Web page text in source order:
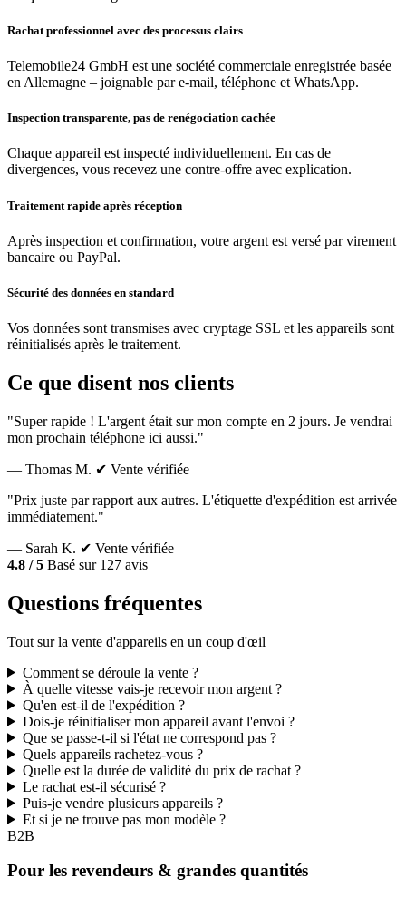
Rachat professionnel avec des processus clairs
Telemobile24 GmbH est une société commerciale enregistrée basée
en Allemagne – joignable par e-mail, téléphone et WhatsApp.
Inspection transparente, pas de renégociation cachée
Chaque appareil est inspecté individuellement. En cas de
divergences, vous recevez une contre-offre avec explication.
Traitement rapide après réception
Après inspection et confirmation, votre argent est versé par virement
bancaire ou PayPal.
Sécurité des données en standard
Vos données sont transmises avec cryptage SSL et les appareils sont
réinitialisés après le traitement.
Ce que disent nos clients
"Super rapide ! L'argent était sur mon compte en 2 jours. Je vendrai
mon prochain téléphone ici aussi."
— Thomas M. ✔ Vente vérifiée
"Prix juste par rapport aux autres. L'étiquette d'expédition est arrivée
immédiatement."
— Sarah K. ✔ Vente vérifiée
4.8 / 5 Basé sur 127 avis
Questions fréquentes
Tout sur la vente d'appareils en un coup d'œil
Comment se déroule la vente ?
À quelle vitesse vais-je recevoir mon argent ?
Qu'en est-il de l'expédition ?
Dois-je réinitialiser mon appareil avant l'envoi ?
Que se passe-t-il si l'état ne correspond pas ?
Quels appareils rachetez-vous ?
Quelle est la durée de validité du prix de rachat ?
Le rachat est-il sécurisé ?
Puis-je vendre plusieurs appareils ?
Et si je ne trouve pas mon modèle ?
B2B
Pour les revendeurs & grandes quantités